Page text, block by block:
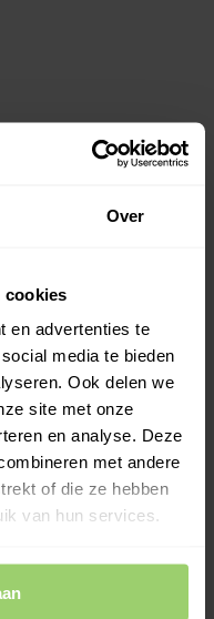
Over
cookies
en advertenties te
media te bieden
Ook delen we
site met onze
en analyse. Deze
met andere
of die ze hebben
van hun services.
Wil je hem op een